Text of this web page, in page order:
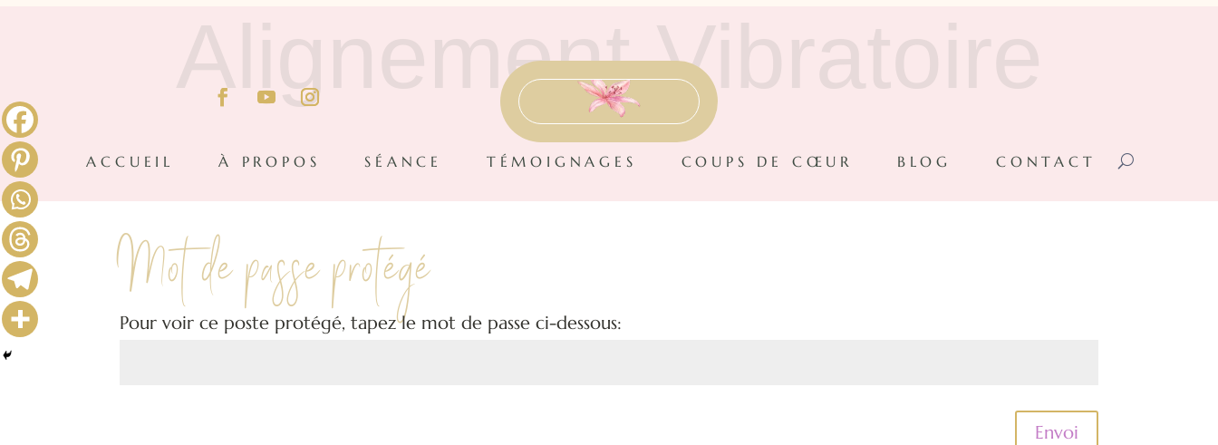
Alignement Vibratoire
ACCUEIL À PROPOS SÉANCE TÉMOIGNAGES COUPS DE CŒUR BLOG CONTACT
Mot de passe protégé
Pour voir ce poste protégé, tapez le mot de passe ci-dessous:
Envoi